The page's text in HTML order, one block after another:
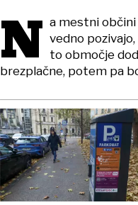
N a mestni občini
vedno
to območje
brezplačne, potem pa